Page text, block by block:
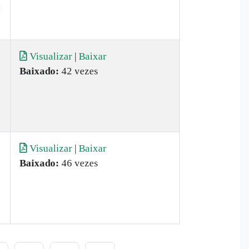
Visualizar | Baixar
Baixado: 42 vezes
Visualizar | Baixar
Baixado: 46 vezes